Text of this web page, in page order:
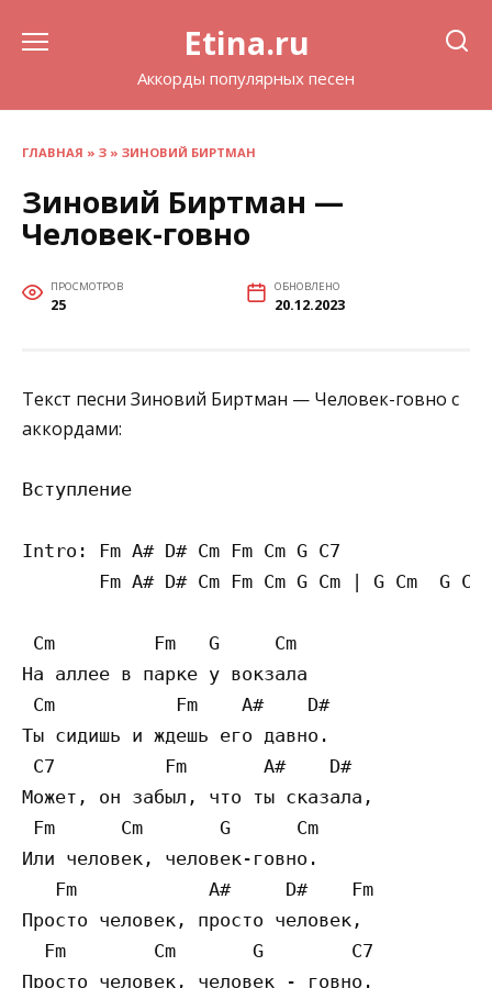
Etina.ru
Аккорды популярных песен
ГЛАВНАЯ » З » ЗИНОВИЙ БИРТМАН
Зиновий Биртман —
Человек-говно
ПРОСМОТРОВ
25
ОБНОВЛЕНО
20.12.2023
Текст песни Зиновий Биртман — Человек-говно с
аккордами:
Вступление
Intro: Fm A# D# Cm Fm Cm G C7
Fm A# D# Cm Fm Cm G Cm | G Cm  G Cm
Cm         Fm   G     Cm
На аллее в парке у вокзала
Cm           Fm    A#    D#
Ты сидишь и ждешь его давно.
C7          Fm       A#    D#
Может, он забыл, что ты сказала,
Fm      Cm       G      Cm
Или человек, человек-говно.
   Fm            A#     D#    Fm
Просто человек, просто человек,
  Fm        Cm       G        C7
Просто человек, человек - говно.